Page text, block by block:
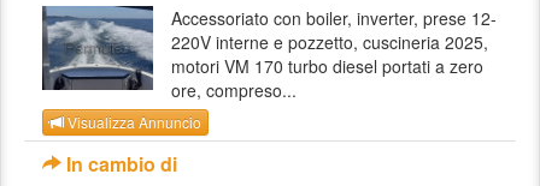
Accessoriato con boiler, inverter, prese 12-
220V interne e pozzetto, cuscineria 2025,
motori VM 170 turbo diesel portati a zero
ore, compreso...
Visualizza Annuncio
In cambio di